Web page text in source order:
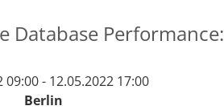
Database
09:00 - 12.05.2022 17:00
Berlin